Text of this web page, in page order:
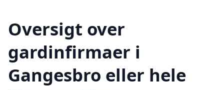
Oversigt over
gardinfirmaer i
Gangesbro eller hele